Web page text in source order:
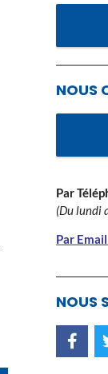
NOUS
Par
(Du lundi
Par Email
NOUS